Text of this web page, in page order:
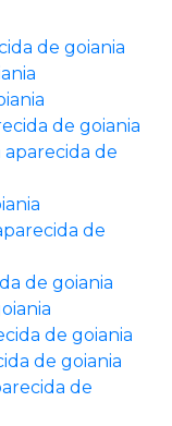
de goiania
de goiania
de
de
de goiania
de goiania
de goiania
de